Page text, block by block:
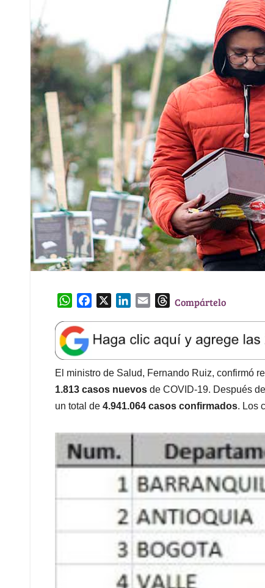
W
a
t
s
A
p
p
e
b
o
o
k
k
e
d
I
n
l
T
e
a
d
s
Compártelo
El ministro de Salud, Fernando Ruiz, confirmó
1.813 casos nuevos de COVID-19. Después
un total de 4.941.064 casos confirmados. Los